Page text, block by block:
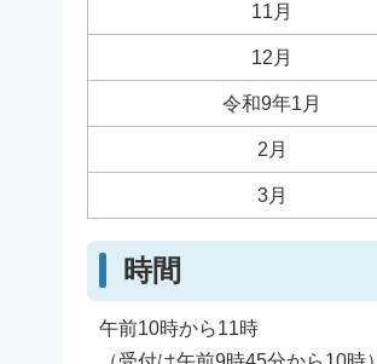
11月
12月
令和9年1月
2月
3月
時間
午前10時から11時